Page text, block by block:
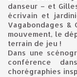
danseur – et
écrivain et
Vagabondages &
mouvement, le
terrain de jeu !
Dans une
conférence
chorégraphies